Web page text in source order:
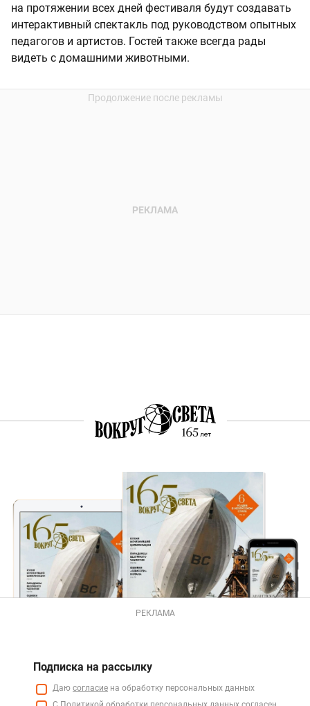
на протяжении всех дней фестиваля будут создавать
интерактивный спектакль под руководством опытных
педагогов и артистов. Гостей также всегда рады
видеть с домашними животными.
РЕКЛАМА
Подписка на рассылку
Даю согласие на обработку персональных данных